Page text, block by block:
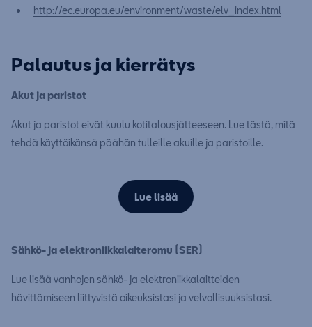
http://ec.europa.eu/environment/waste/elv_index.html
Palautus ja kierrätys
Akut ja paristot
Akut ja paristot eivät kuulu kotitalousjätteeseen. Lue tästä, mitä
tehdä käyttöikänsä päähän tulleille akuille ja paristoille.
Lue lisää
Sähkö- ja elektroniikkalaiteromu (SER)
Lue lisää vanhojen sähkö- ja elektroniikkalaitteiden
hävittämiseen liittyvistä oikeuksistasi ja velvollisuuksistasi.